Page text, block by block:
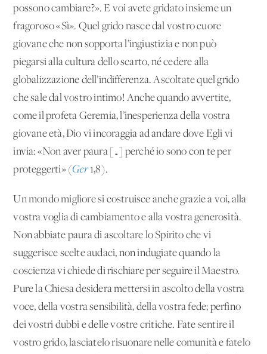
possono cambiare?». E voi avete gridato insieme un
fragoroso «Sì». Quel grido nasce dal vostro cuore
giovane che non sopporta l’ingiustizia e non può
piegarsi alla cultura dello scarto, né cedere alla
globalizzazione dell’indifferenza. Ascoltate quel grido
che sale dal vostro intimo! Anche quando avvertite,
come il profeta Geremia, l’inesperienza della vostra
giovane età, Dio vi incoraggia ad andare dove Egli vi
invia: «Non aver paura […] perché io sono con te per
proteggerti» (Ger1,8).
Un mondo migliore si costruisce anche grazie a voi, alla
vostra voglia di cambiamento e alla vostra generosità.
Non abbiate paura di ascoltare lo Spirito che vi
suggerisce scelte audaci, non indugiate quando la
coscienza vi chiede di rischiare per seguire il Maestro.
Pure la Chiesa desidera mettersi in ascolto della vostra
voce, della vostra sensibilità, della vostra fede; perfino
dei vostri dubbi e delle vostre critiche. Fate sentire il
vostro grido, lasciatelo risuonare nelle comunità e fatelo